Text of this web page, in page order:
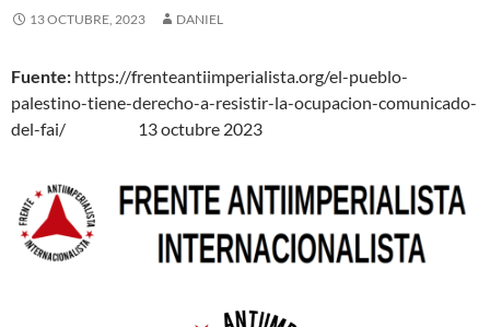
13 OCTUBRE, 2023 DANIEL
Fuente: https://frenteantiimperialista.org/el-pueblo-
palestino-tiene-derecho-a-resistir-la-ocupacion-comunicado-
del-fai/ 13 octubre 2023